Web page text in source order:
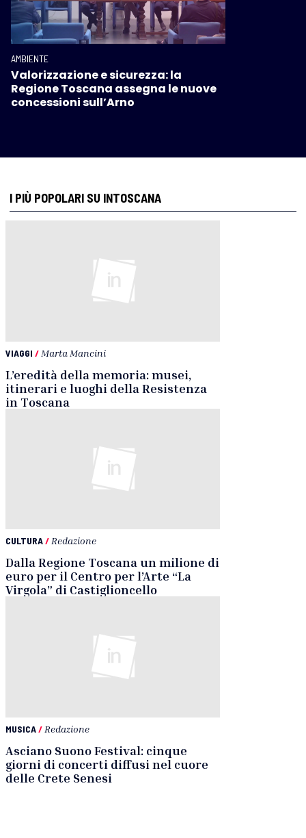
AMBIENTE
Valorizzazione e sicurezza: la
Regione Toscana assegna le nuove
concessioni sull’Arno
I PIÙ POPOLARI SU INTOSCANA
VIAGGI / Marta Mancini
L’eredità della memoria: musei,
itinerari e luoghi della Resistenza
in Toscana
CULTURA/ Redazione
Dalla Regione Toscana un milione di
euro per il Centro per l’Arte “La
Virgola” di Castiglioncello
MUSICA/ Redazione
Asciano Suono Festival: cinque
giorni di concerti diffusi nel cuore
delle Crete Senesi